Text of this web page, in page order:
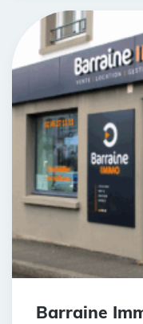
Barraine